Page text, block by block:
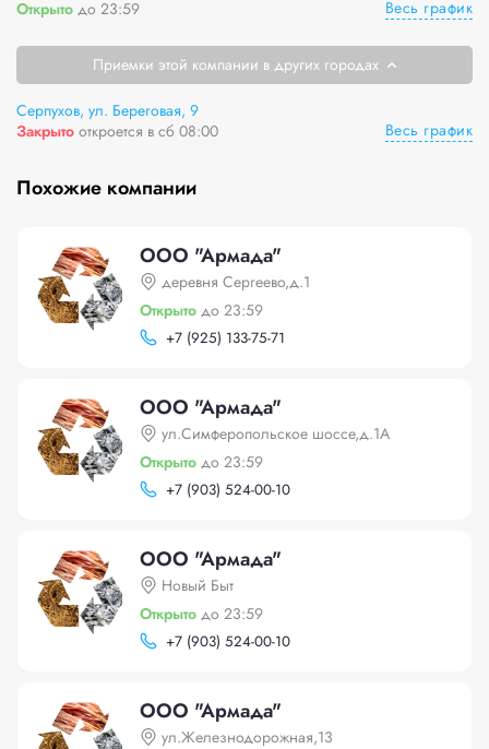
Открыто до 23:59 Весь график
Приемки этой компании в других городах
Серпухов, ул. Береговая, 9
Закрыто откроется в сб 08:00 Весь график
Похожие компании
ООО "Армада"
деревня Сергеево,д.1
Открыто до 23:59
+7 (925) 133-75-71
ООО "Армада"
ул.Симферопольское шоссе,д.1А
Открыто до 23:59
+7 (903) 524-00-10
ООО "Армада"
Новый Быт
Открыто до 23:59
+7 (903) 524-00-10
ООО "Армада"
ул.Железнодорожная,13